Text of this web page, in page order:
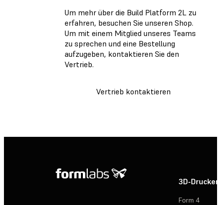
Um mehr über die Build Platform 2L zu
erfahren, besuchen Sie unseren Shop.
Um mit einem Mitglied unseres Teams
zu sprechen und eine Bestellung
aufzugeben, kontaktieren Sie den
Vertrieb.
Vertrieb kontaktieren
3D-Drucker
Form 4